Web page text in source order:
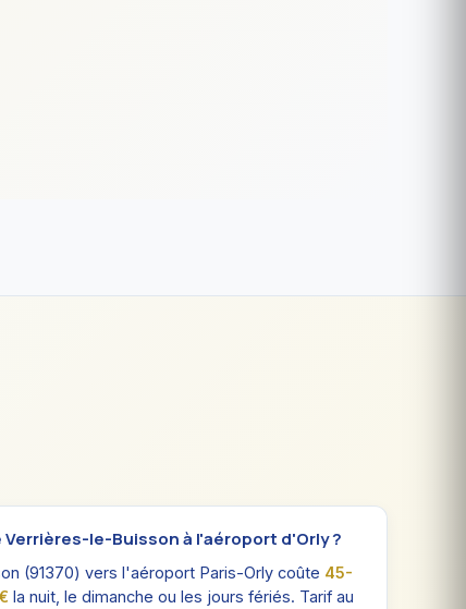
le-Buisson à l'aéroport d'Orly ?
(91370) vers l'aéroport Paris-Orly coûte 45-
la nuit, le dimanche ou les jours fériés. Tarif au